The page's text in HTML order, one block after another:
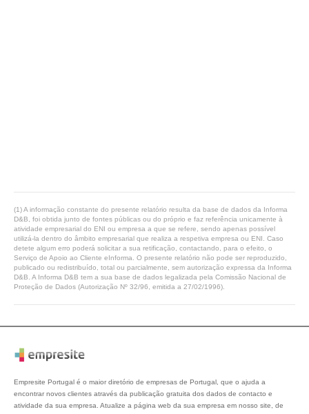
(1) A informação constante do presente relatório resulta da base de dados da Informa
D&B, foi obtida junto de fontes públicas ou do próprio e faz referência unicamente à
atividade empresarial do ENI ou empresa a que se refere, sendo apenas possível
utilizá-la dentro do âmbito empresarial que realiza a respetiva empresa ou ENI. Caso
detete algum erro poderá solicitar a sua retificação, contactando, para o efeito, o
Serviço de Apoio ao Cliente eInforma. O presente relatório não pode ser reproduzido,
publicado ou redistribuído, total ou parcialmente, sem autorização expressa da Informa
D&B. A Informa D&B tem a sua base de dados legalizada pela Comissão Nacional de
Proteção de Dados (Autorização Nº 32/96, emitida a 27/02/1996).
Empresite Portugal é o maior diretório de empresas de Portugal, que o ajuda a
encontrar novos clientes através da publicação gratuita dos dados de contacto e
atividade da sua empresa. Atualize a página web da sua empresa em nosso site, de